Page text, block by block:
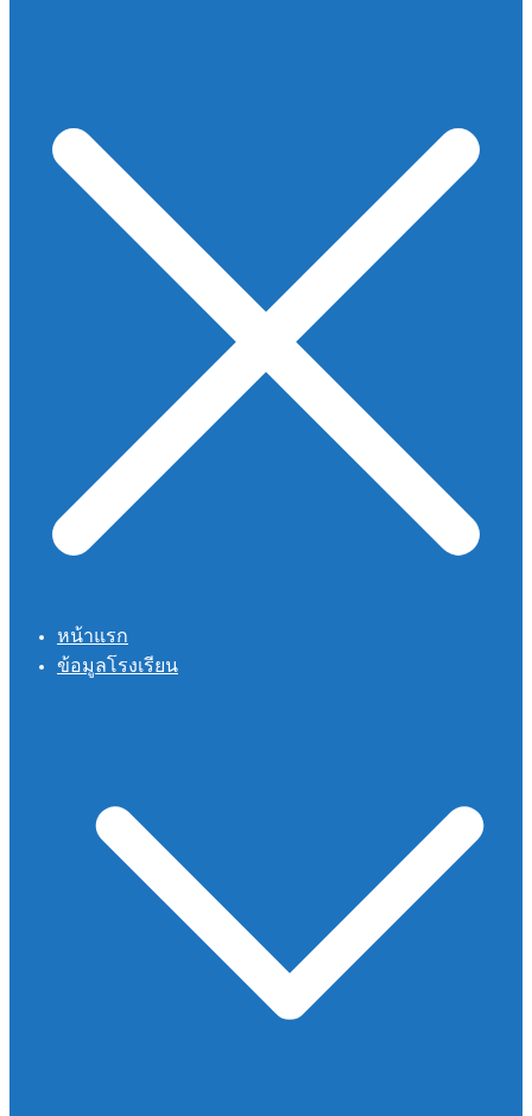
หน้าแรก
ข้อมูลโรงเรียน